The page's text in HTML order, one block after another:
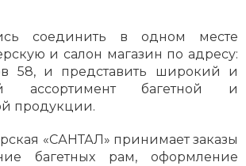
соединить в одном месте
и салон магазин по адресу:
58, и представить широкий и
ассортимент багетной и
продукции.
«САНТАЛ» принимает заказы
багетных рам, оформление